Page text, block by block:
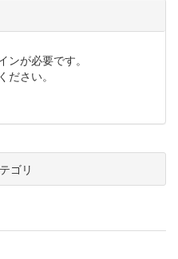
が必要です。
さい。
ゴリ